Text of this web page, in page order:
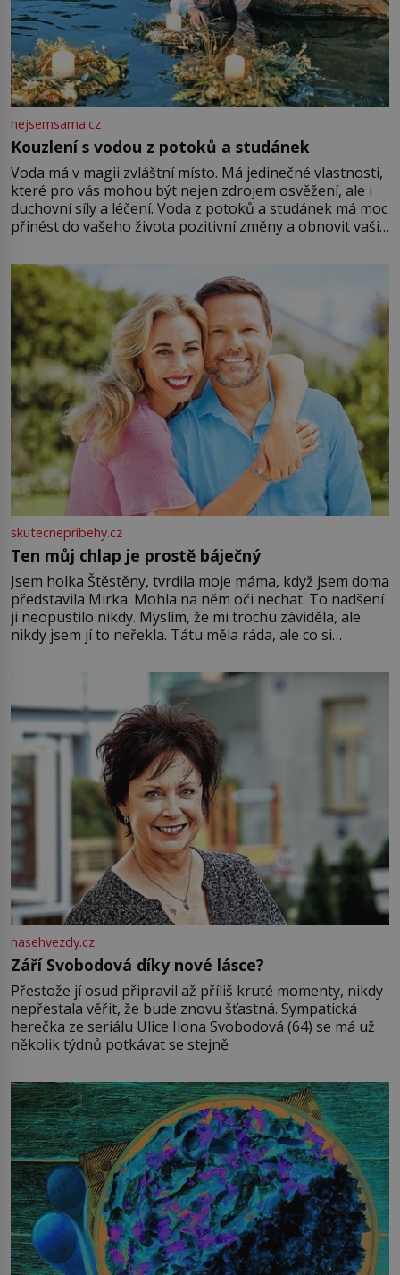
nejsemsama.cz
Kouzlení s vodou z potoků a studánek
Voda má v magii zvláštní místo. Má jedinečné vlastnosti,
které pro vás mohou být nejen zdrojem osvěžení, ale i
duchovní síly a léčení. Voda z potoků a studánek má moc
přinést do vašeho života pozitivní změny a obnovit vaši
můžete obohatit své rituály a přinést do svého života
větší harmonii a klid. Je důležité
skutecnepribehy.cz
Ten můj chlap je prostě báječný
Jsem holka Štěstěny, tvrdila moje máma, když jsem doma
představila Mirka. Mohla na něm oči nechat. To nadšení
ji neopustilo nikdy. Myslím, že mi trochu záviděla, ale
nikdy jsem jí to neřekla. Tátu měla ráda, ale co si
Jsme spolu moc rádi Tehdy byla jiná doba, když
nasehvezdy.cz
Září Svobodová díky nové lásce?
Přestože jí osud připravil až příliš kruté momenty, nikdy
nepřestala věřit, že bude znovu šťastná. Sympatická
herečka ze seriálu Ulice Ilona Svobodová (64) se má už
několik týdnů potkávat se stejně